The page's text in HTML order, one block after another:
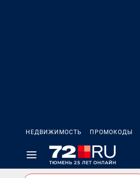
НЕДВИЖИМОСТЬ ПРОМОКОДЫ